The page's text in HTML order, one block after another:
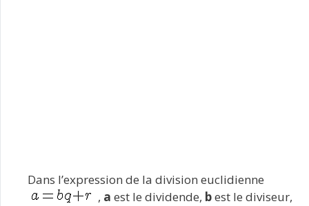
Dans l’expression de la division euclidienne
, a est le dividende, best le diviseur,